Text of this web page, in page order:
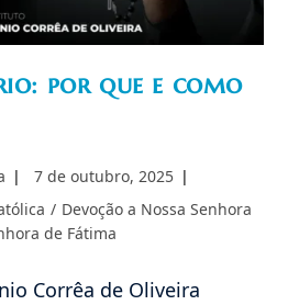
por que e como
Post
7 de outubro, 2025
/ Devoção a Nossa Senhora
de Fátima
Corrêa de Oliveira